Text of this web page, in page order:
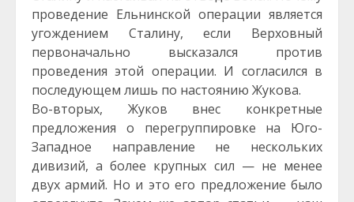
проведение Ельнинской операции является
угождением Сталину, если Верховный
первоначально высказался против
проведения этой операции. И согласился в
последующем лишь по настоянию Жукова.
Во-вторых, Жуков внес конкретные
предложения о перегруппировке на Юго-
Западное направление не нескольких
дивизий, а более крупных сил — не менее
двух армий. Но и это его предложение было